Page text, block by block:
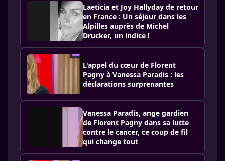
Laeticia et Joy Hallyday de retour
en France : Un séjour dans les
Alpilles auprès de Michel
Drucker, un indice !
L'appel du cœur de Florent
Pagny à Vanessa Paradis : les
déclarations surprenantes
Vanessa Paradis, ange gardien
de Florent Pagny dans sa lutte
contre le cancer, ce coup de fil
qui change tout